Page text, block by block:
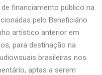
financiamento público na
pelo Beneficiário
artístico anterior em
para destinação na
brasileiras nos
aptas a serem